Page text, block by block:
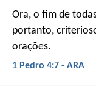
Ora, o fim de
portanto,
orações.
1 Pedro 4:7 - ARA